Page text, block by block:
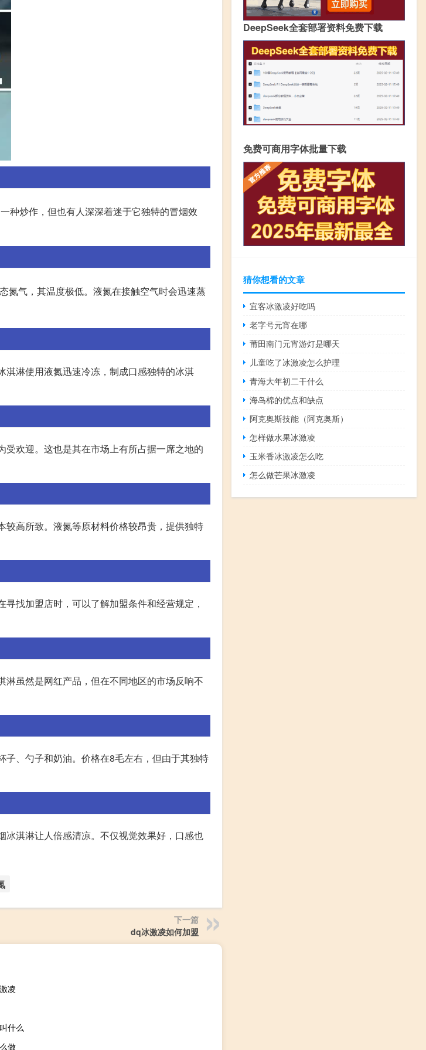
种炒作，但也有人深深着迷于它独特的冒烟效
氮气，其温度极低。液氮在接触空气时会迅速蒸
淋使用液氮迅速冷冻，制成口感独特的冰淇
欢迎。这也是其在市场上有所占据一席之地的
高所致。液氮等原材料价格较昂贵，提供独特
找加盟店时，可以了解加盟条件和经营规定，
虽然是网红产品，但在不同地区的市场反响不
、勺子和奶油。价格在8毛左右，但由于其独特
淇淋让人倍感清凉。不仅视觉效果好，口感也
下一篇
dq冰激凌如何加盟
凌
什么
做
DeepSeek全套部署资料免费下载
免费可商用字体批量下载
猜你想看的文章
宜客冰激凌好吃吗
老字号元宵在哪
莆田南门元宵游灯是哪天
儿童吃了冰激凌怎么护理
青海大年初二干什么
海岛棉的优点和缺点
阿克奥斯技能（阿克奥斯）
怎样做水果冰激凌
玉米香冰激凌怎么吃
怎么做芒果冰激凌